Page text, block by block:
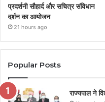
प्रदर्शनी सौहार्द और सचित्र संविधान
दर्शन का आयोजन
21 hours ago
Popular Posts
राज्यपाल ने